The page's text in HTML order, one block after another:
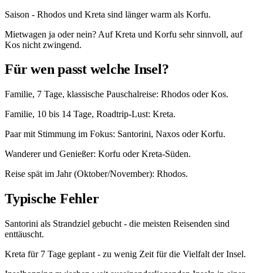
Saison - Rhodos und Kreta sind länger warm als Korfu.
Mietwagen ja oder nein? Auf Kreta und Korfu sehr sinnvoll, auf
Kos nicht zwingend.
Für wen passt welche Insel?
Familie, 7 Tage, klassische Pauschalreise: Rhodos oder Kos.
Familie, 10 bis 14 Tage, Roadtrip-Lust: Kreta.
Paar mit Stimmung im Fokus: Santorini, Naxos oder Korfu.
Wanderer und Genießer: Korfu oder Kreta-Süden.
Reise spät im Jahr (Oktober/November): Rhodos.
Typische Fehler
Santorini als Strandziel gebucht - die meisten Reisenden sind
enttäuscht.
Kreta für 7 Tage geplant - zu wenig Zeit für die Vielfalt der Insel.